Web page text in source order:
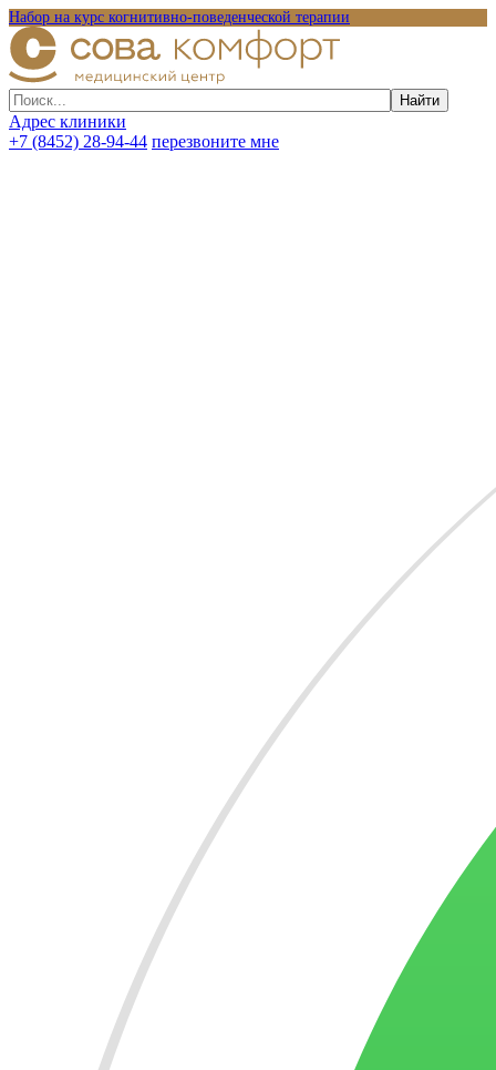
Набор на курс когнитивно-поведенческой терапии
Адрес клиники
+7 (8452) 28-94-44 перезвоните мне